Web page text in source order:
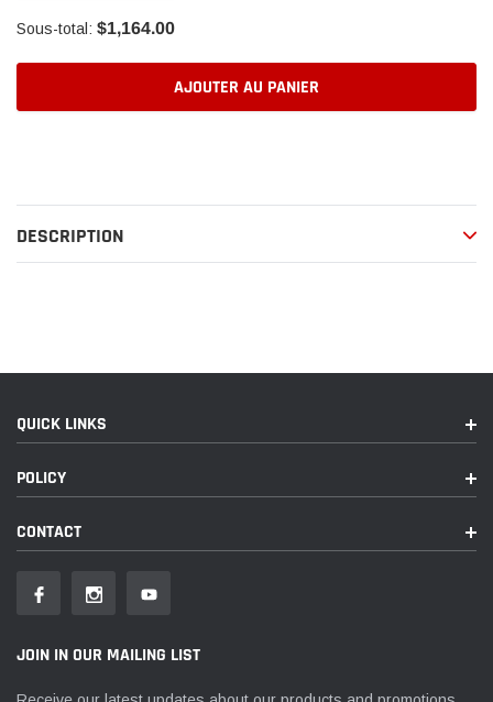
Sous-total: $1,164.00
AJOUTER AU PANIER
à
votre
panier
DESCRIPTION
QUICK LINKS
POLICY
CONTACT
JOIN IN OUR MAILING LIST